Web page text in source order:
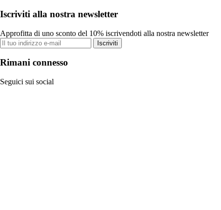
Iscriviti alla nostra newsletter
Approfitta di uno sconto del 10% iscrivendoti alla nostra newsletter
Iscriviti
Rimani connesso
Seguici sui social